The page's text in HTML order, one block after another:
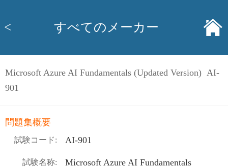
< すべてのメーカー
Microsoft Azure AI Fundamentals (Updated Version) AI-
901
問題集概要
試験コード: AI-901
試験名称:
Microsoft Azure AI Fundamentals